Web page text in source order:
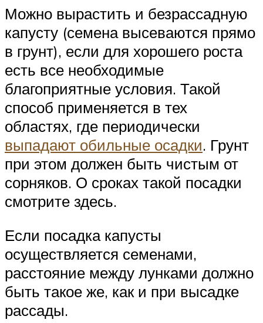
Можно вырастить и безрассадную
капусту (семена высеваются прямо
в грунт), если для хорошего роста
есть все необходимые
благоприятные условия. Такой
способ применяется в тех
областях, где периодически
выпадают обильные осадки. Грунт
при этом должен быть чистым от
сорняков. О сроках такой посадки
смотрите здесь.
Если посадка капусты
осуществляется семенами,
расстояние между лунками должно
быть такое же, как и при высадке
рассады.